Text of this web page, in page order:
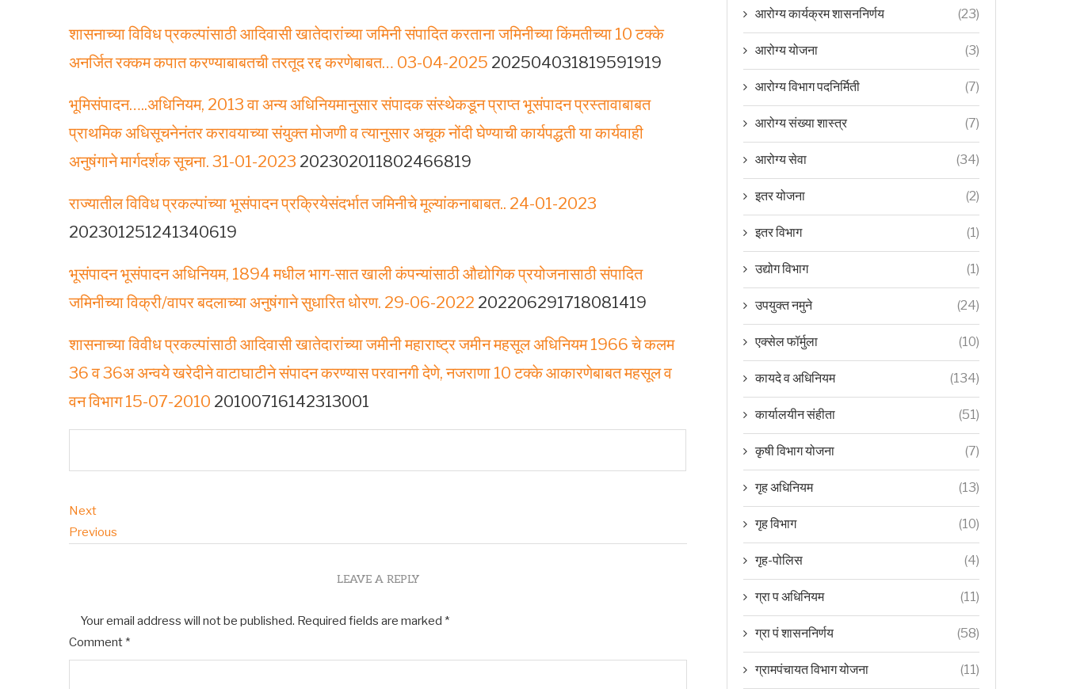
शासनाच्या विविध प्रकल्पांसाठी आदिवासी खातेदारांच्या जमिनी संपादित करताना जमिनीच्या किंमतीच्या 10 टक्के
अनर्जित रक्कम कपात करण्याबाबतची तरतूद रद्द करणेबाबत… 03-04-2025 202504031819591919
भूमिसंपादन…..अधिनियम, 2013 वा अन्य अधिनियमानुसार संपादक संस्थेकडून प्राप्त भूसंपादन प्रस्तावाबाबत
प्राथमिक अधिसूचनेनंतर करावयाच्या संयुक्त मोजणी व त्यानुसार अचूक नोंदी घेण्याची कार्यपद्धती या कार्यवाही
अनुषंगाने मार्गदर्शक सूचना. 31-01-2023 202302011802466819
राज्यातील विविध प्रकल्पांच्या भूसंपादन प्रक्रियेसंदर्भात जमिनीचे मूल्यांकनाबाबत.. 24-01-2023
202301251241340619
भूसंपादन भूसंपादन अधिनियम, 1894 मधील भाग-सात खाली कंपन्यांसाठी औद्योगिक प्रयोजनासाठी संपादित
जमिनीच्या विक्री/वापर बदलाच्या अनुषंगाने सुधारित धोरण. 29-06-2022 202206291718081419
शासनाच्‍या विवीध प्रकल्‍पांसाठी आदिवासी खातेदारांच्‍या ज‍मीनी महाराष्‍ट्र जमीन महसूल अधिनियम 1966 चे कलम
36 व 36अ अन्‍वये खरेदीने वाटाघाटीने संपादन करण्‍यास परवानगी देणे, नजराणा 10 टक्‍के आकारणेबाबत महसूल व
वन विभाग 15-07-2010 20100716142313001
Next
Previous
LEAVE A REPLY
Your email address will not be published. Required fields are marked *
Comment *
आरोग्य कार्यक्रम शासननिर्णय (23)
आरोग्य योजना (3)
आरोग्य विभाग पदनिर्मिती (7)
आरोग्य संख्या शास्त्र (7)
आरोग्य सेवा (34)
इतर योजना (2)
इतर विभाग (1)
उद्योग विभाग (1)
उपयुक्त नमुने (24)
एक्सेल फॉर्मुला (10)
कायदे व अधिनियम (134)
कार्यालयीन संहीता (51)
कृषी विभाग योजना (7)
गृह अधिनियम (13)
गृह विभाग (10)
गृह-पोलिस (4)
ग्रा प अधिनियम (11)
ग्रा पं शासननिर्णय (58)
ग्रामपंचायत विभाग योजना (11)